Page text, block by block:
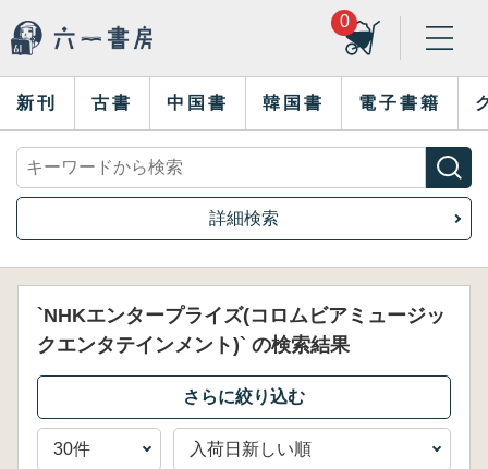
0
新刊 古書 中国書 韓国書 電子書籍
詳細検索
`NHKエンタープライズ(コロムビアミュージッ
クエンタテインメント)` の検索結果